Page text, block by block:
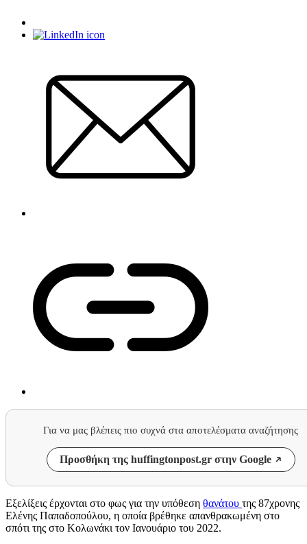
Για να μας βλέπεις πιο συχνά στα αποτελέσματα αναζήτησης
Προσθήκη της huffingtonpost.gr στην Google
Εξελίξεις έρχονται στο φως για την υπόθεση θανάτου της 87χρονης
Ελένης Παπαδοπούλου, η οποία βρέθηκε απανθρακωμένη στο
σπότι της στο Κολωνάκι τον Ιανουάριο του 2022.